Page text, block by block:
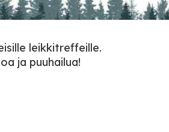
leikkitreffeille.
ja puuhailua!